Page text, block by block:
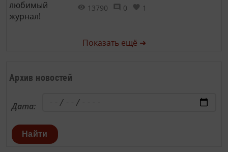
13790
0 1
Показать ещё ➜
Архив новостей
Дата:
Найти